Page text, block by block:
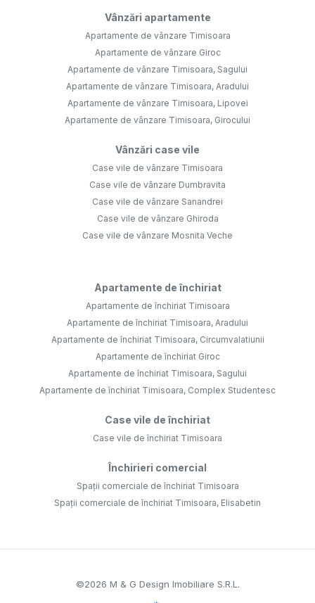
Vânzări apartamente
Apartamente de vânzare Timisoara
Apartamente de vânzare Giroc
Apartamente de vânzare Timisoara, Sagului
Apartamente de vânzare Timisoara, Aradului
Apartamente de vânzare Timisoara, Lipovei
Apartamente de vânzare Timisoara, Girocului
Vânzări case vile
Case vile de vânzare Timisoara
Case vile de vânzare Dumbravita
Case vile de vânzare Sanandrei
Case vile de vânzare Ghiroda
Case vile de vânzare Mosnita Veche
Apartamente de închiriat
Apartamente de închiriat Timisoara
Apartamente de închiriat Timisoara, Aradului
Apartamente de închiriat Timisoara, Circumvalatiunii
Apartamente de închiriat Giroc
Apartamente de închiriat Timisoara, Sagului
Apartamente de închiriat Timisoara, Complex Studentesc
Case vile de închiriat
Case vile de închiriat Timisoara
Închirieri comercial
Spații comerciale de închiriat Timisoara
Spații comerciale de închiriat Timisoara, Elisabetin
©2026 M & G Design Imobiliare S.R.L.